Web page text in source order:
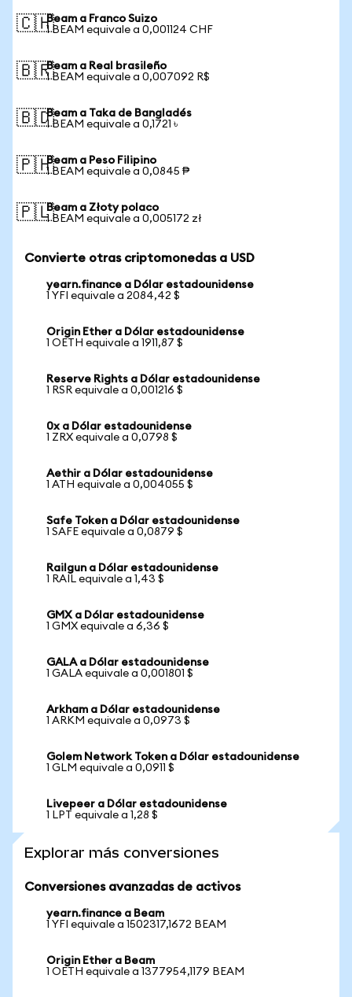
🇨🇭Beam a Franco Suizo
1 BEAM equivale a 0,001124 CHF
🇧🇷Beam a Real brasileño
1 BEAM equivale a 0,007092 R$
🇧🇩Beam a Taka de Bangladés
1 BEAM equivale a 0,1721 ৳
🇵🇭Beam a Peso Filipino
1 BEAM equivale a 0,0845 ₱
🇵🇱Beam a Złoty polaco
1 BEAM equivale a 0,005172 zł
Convierte otras criptomonedas a USD
yearn.finance a Dólar estadounidense
1 YFI equivale a 2084,42 $
Origin Ether a Dólar estadounidense
1 OETH equivale a 1911,87 $
Reserve Rights a Dólar estadounidense
1 RSR equivale a 0,001216 $
0x a Dólar estadounidense
1 ZRX equivale a 0,0798 $
Aethir a Dólar estadounidense
1 ATH equivale a 0,004055 $
Safe Token a Dólar estadounidense
1 SAFE equivale a 0,0879 $
Railgun a Dólar estadounidense
1 RAIL equivale a 1,43 $
GMX a Dólar estadounidense
1 GMX equivale a 6,36 $
GALA a Dólar estadounidense
1 GALA equivale a 0,001801 $
Arkham a Dólar estadounidense
1 ARKM equivale a 0,0973 $
Golem Network Token a Dólar estadounidense
1 GLM equivale a 0,0911 $
Livepeer a Dólar estadounidense
1 LPT equivale a 1,28 $
Explorar más conversiones
Conversiones avanzadas de activos
yearn.finance a Beam
1 YFI equivale a 1502317,1672 BEAM
Origin Ether a Beam
1 OETH equivale a 1377954,1179 BEAM